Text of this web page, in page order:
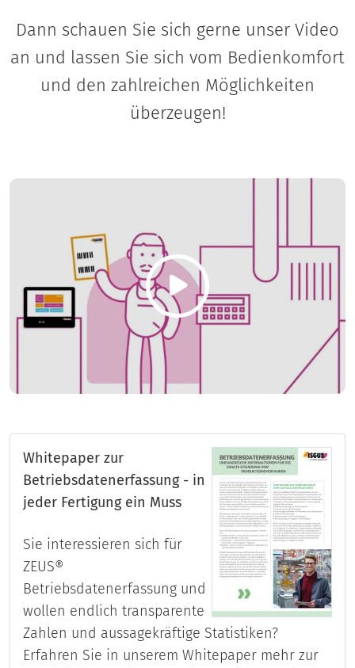
Dann schauen Sie sich gerne unser Video
an und lassen Sie sich vom Bedienkomfort
und den zahlreichen Möglichkeiten
überzeugen!
Whitepaper zur
Betriebsdatenerfassung - in
jeder Fertigung ein Muss
Sie interessieren sich für
ZEUS®
Betriebsdatenerfassung und
wollen endlich transparente
Zahlen und aussagekräftige Statistiken?
Erfahren Sie in unserem Whitepaper mehr zur